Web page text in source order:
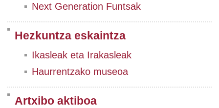
Next Generation Funtsak
Hezkuntza eskaintza
Ikasleak eta Irakasleak
Haurrentzako museoa
Artxibo aktiboa